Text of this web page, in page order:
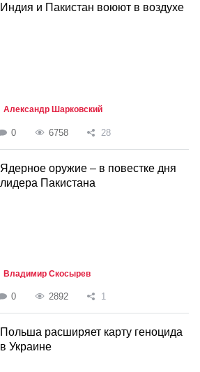
Индия и Пакистан воюют в воздухе
Александр Шарковский
0 6758 28
Ядерное оружие – в повестке дня
лидера Пакистана
Владимир Скосырев
0 2892 1
Польша расширяет карту геноцида
в Украине